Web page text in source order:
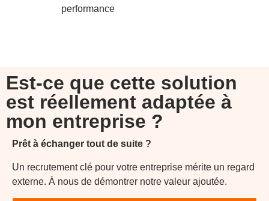
performance
Est-ce que cette solution
est réellement adaptée à
mon entreprise ?
Prêt à échanger tout de suite ?
Un recrutement clé pour votre entreprise mérite un regard
externe. À nous de démontrer notre valeur ajoutée.